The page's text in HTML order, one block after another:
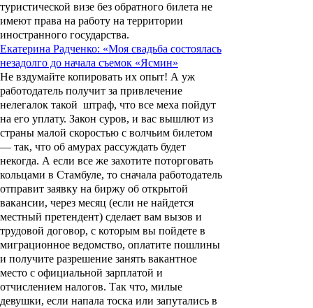
туристической визе без обратного билета не
имеют права на работу на территории
иностранного государства.
Екатерина Радченко: «Моя свадьба состоялась
незадолго до начала съемок «Ясмин»
Не вздумайте копировать их опыт! А уж
работодатель получит за привлечение
нелегалок такой штраф, что все меха пойдут
на его уплату. Закон суров, и вас вышлют из
страны малой скоростью с волчьим билетом
— так, что об амурах рассуждать будет
некогда. А если все же захотите поторговать
кольцами в Стамбуле, то сначала работодатель
отправит заявку на биржу об открытой
вакансии, через месяц (если не найдется
местный претендент) сделает вам вызов и
трудовой договор, с которым вы пойдете в
миграционное ведомство, оплатите пошлины
и получите разрешение занять вакантное
место с официальной зарплатой и
отчислением налогов. Так что, милые
девушки, если напала тоска или запутались в